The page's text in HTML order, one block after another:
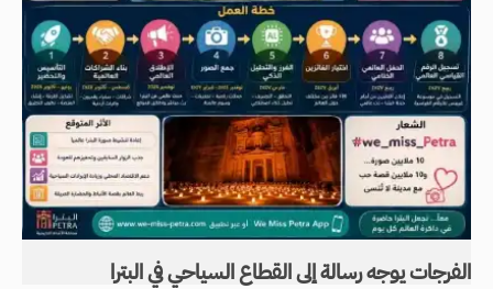
الفرجات يوجه رسالة إلى القطاع السياحي في البترا